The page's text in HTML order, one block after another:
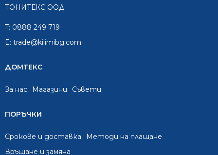
ТОНИТЕКС ООД
T: 0888 249 719
E: trade@kilimibg.com
ДОМТЕКС
За нас Mагазини Съвети
ПОРЪЧКИ
Срокове и доставка
Методи на плащане
Връщане и замяна